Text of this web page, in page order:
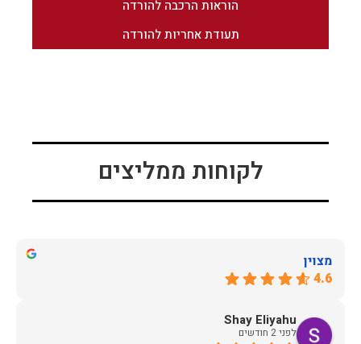
הוראות הרכבה להורדה
תעודת אחריות להורדה
לקוחות ממליצים
מצוין
4.6
Shay Eliyahu
לפני 2 חודשים